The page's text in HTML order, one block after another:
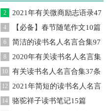
2
2021年有关微商励志语录47
句
4 【必备】春节随笔作文10篇
6
简洁的读书名人名言合集97
句
8
2020年有关读书名人名言集
合75句
10 有关读书名人名言合集37条
12
2021年简短的读书名人名言
45条
14 骆驼祥子读书笔记15篇